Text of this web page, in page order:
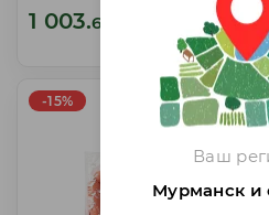
Ваш
Мурманск и
1 003.60
-15%